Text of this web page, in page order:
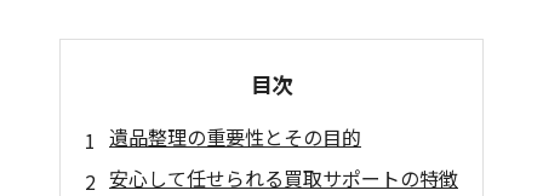
目次
遺品整理の重要性とその目的
安心して任せられる買取サポートの特徴